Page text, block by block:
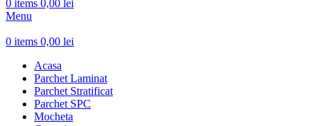
0 items 0,00 lei
Menu
0 items 0,00 lei
Acasa
Parchet Laminat
Parchet Stratificat
Parchet SPC
Mocheta